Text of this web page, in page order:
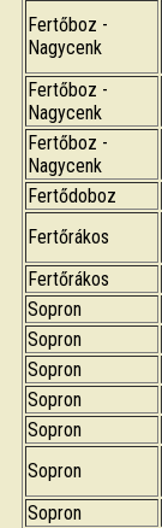
Fertőboz -
Nagycenk
Fertőboz -
Nagycenk
Fertőboz -
Nagycenk
Fertődoboz
Fertőrákos
Fertőrákos
Sopron
Sopron
Sopron
Sopron
Sopron
Sopron
Sopron